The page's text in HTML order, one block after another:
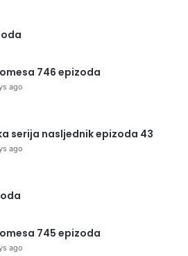
746 epizoda
ago
serija nasljednik epizoda 43
ago
745 epizoda
ago